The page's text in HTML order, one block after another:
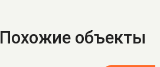
Похожие объекты